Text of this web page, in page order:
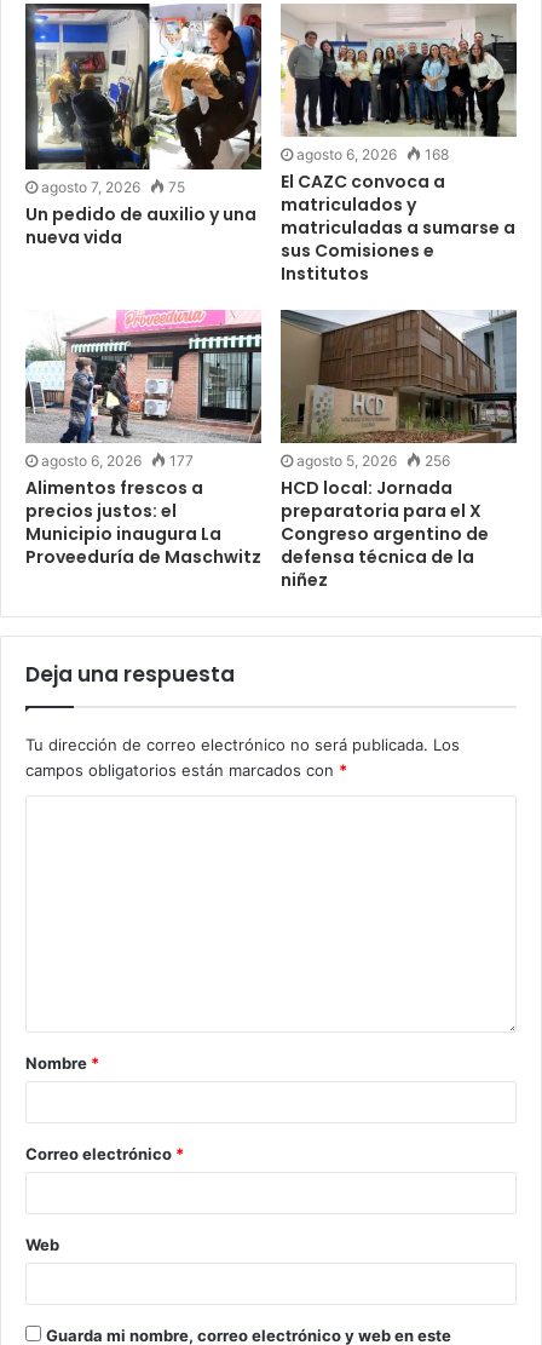
agosto 7, 2026 75
Un pedido de auxilio y una
nueva vida
agosto 6, 2026 168
El CAZC convoca a
matriculados y
matriculadas a sumarse a
sus Comisiones e
Institutos
agosto 6, 2026 177
Alimentos frescos a
precios justos: el
Municipio inaugura La
Proveeduría de Maschwitz
agosto 5, 2026 256
HCD local: Jornada
preparatoria para el X
Congreso argentino de
defensa técnica de la
niñez
Deja una respuesta
Tu dirección de correo electrónico no será publicada. Los
campos obligatorios están marcados con *
Nombre *
Correo electrónico *
Web
Guarda mi nombre, correo electrónico y web en este